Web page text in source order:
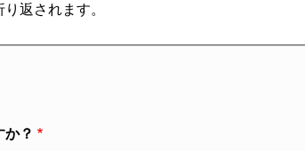
返されます。
か？